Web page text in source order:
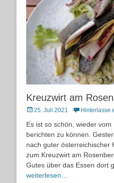
Kreuzwirt am
Posted
25. Juli 2021 Hinterlasse
Es ist so schön, wieder
berichten zu können.
nach guter österreichischer
zum Kreuzwirt am
Gutes über das Essen dort
weiterlesen…